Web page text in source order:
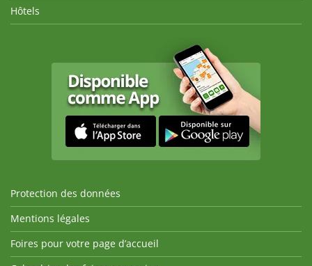
Hôtels
Protection des données
Mentions légales
Foires pour votre page d’accueil